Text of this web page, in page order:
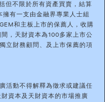
但不限於所有資產買賣，結算
有一支由金融界專業人士組
和主板上市的保薦人，收購
，天財資本為100多家上市公
立財務顧問、及上市保薦的項
活動不得解釋為徵求或建議任
資本及天財資本的市場推廣